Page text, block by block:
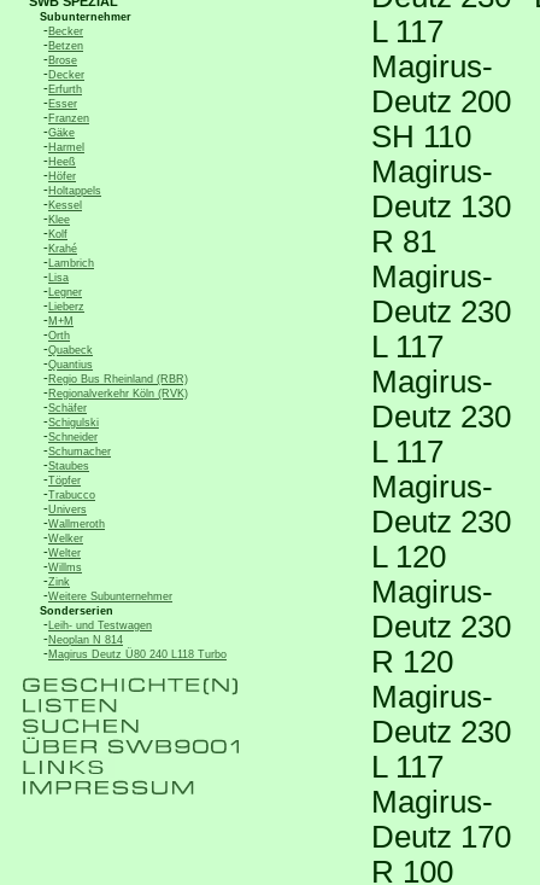
Subunternehmer
-Becker
-Betzen
-Brose
-Decker
-Erfurth
-Esser
-Franzen
-Gäke
-Harmel
-Heeß
-Höfer
-Holtappels
-Kessel
-Klee
-Kolf
-Krahé
-Lambrich
-Lisa
-Legner
-Lieberz
-M+M
-Orth
-Quabeck
-Quantius
-Regio Bus Rheinland (RBR)
-Regionalverkehr Köln (RVK)
-Schäfer
-Schigulski
-Schneider
-Schumacher
-Staubes
-Töpfer
-Trabucco
-Univers
-Wallmeroth
-Welker
-Welter
-Willms
-Zink
-Weitere Subunternehmer
Sonderserien
-Leih- und Testwagen
-Neoplan N 814
-Magirus Deutz Ü80 240 L118 Turbo
L 117
Magirus-
Deutz 200
SH 110
Magirus-
Deutz 130
R 81
Magirus-
Deutz 230
L 117
Magirus-
Deutz 230
L 117
Magirus-
Deutz 230
L 120
Magirus-
Deutz 230
R 120
Magirus-
Deutz 230
L 117
Magirus-
Deutz 170
R 100